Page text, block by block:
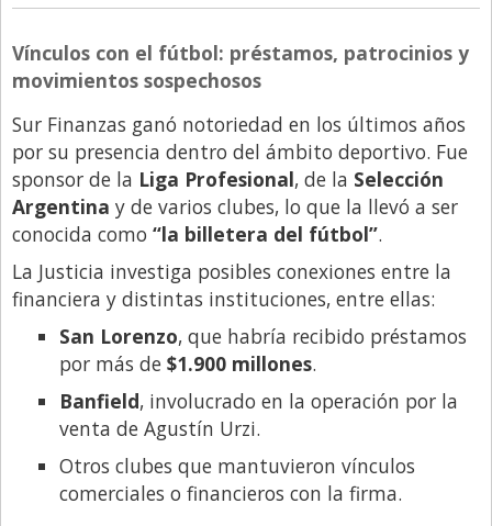
Vínculos con el fútbol: préstamos, patrocinios y
movimientos sospechosos
Sur Finanzas ganó notoriedad en los últimos años
por su presencia dentro del ámbito deportivo. Fue
sponsor de la Liga Profesional, de la Selección
Argentina y de varios clubes, lo que la llevó a ser
conocida como “la billetera del fútbol”.
La Justicia investiga posibles conexiones entre la
financiera y distintas instituciones, entre ellas:
San Lorenzo, que habría recibido préstamos
por más de$1.900 millones.
Banfield, involucrado en la operación por la
venta de Agustín Urzi.
Otros clubes que mantuvieron vínculos
comerciales o financieros con la firma.